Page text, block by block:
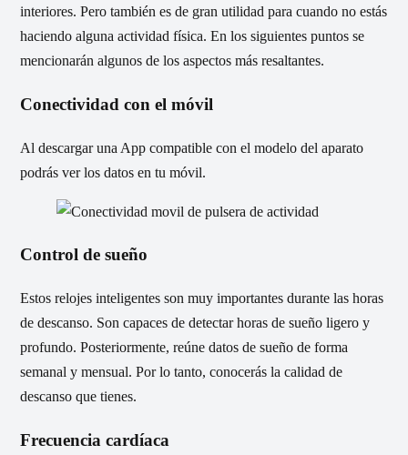
interiores. Pero también es de gran utilidad para cuando no estás
haciendo alguna actividad física. En los siguientes puntos se
mencionarán algunos de los aspectos más resaltantes.
Conectividad con el móvil
Al descargar una App compatible con el modelo del aparato
podrás ver los datos en tu móvil.
Control de sueño
Estos relojes inteligentes son muy importantes durante las horas
de descanso. Son capaces de detectar horas de sueño ligero y
profundo. Posteriormente, reúne datos de sueño de forma
semanal y mensual. Por lo tanto, conocerás la calidad de
descanso que tienes.
Frecuencia cardíaca